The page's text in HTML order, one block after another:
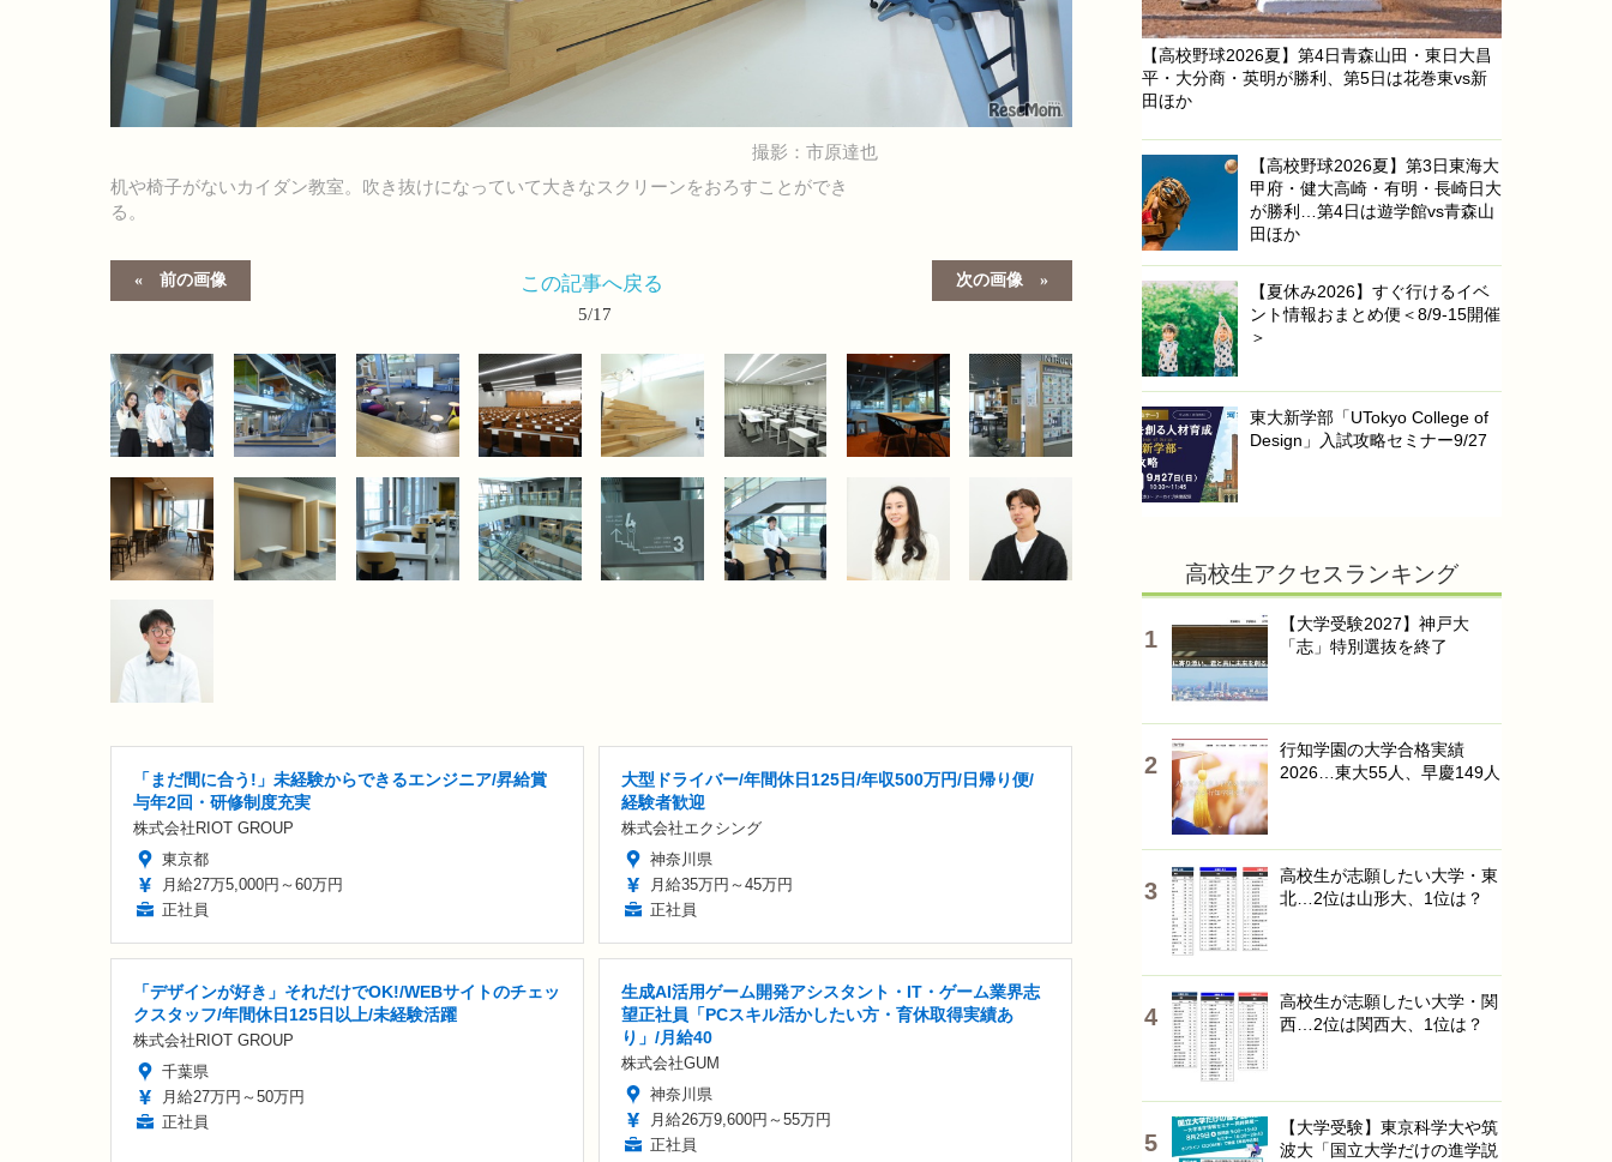
撮影：市原達也
机や椅子がないカイダン教室。吹き抜けになっていて大きなスクリーンをおろすことができ
る。
前の画像 次の画像
この記事へ戻る
5/17
「まだ間に合う!」未経験からできるエンジニア/昇給賞
与年2回・研修制度充実
株式会社RIOT GROUP
東京都
月給27万5,000円～60万円
正社員
大型ドライバー/年間休日125日/年収500万円/日帰り便/
経験者歓迎
株式会社エクシング
神奈川県
月給35万円～45万円
正社員
「デザインが好き」それだけでOK!/WEBサイトのチェッ
クスタッフ/年間休日125日以上/未経験活躍
株式会社RIOT GROUP
千葉県
月給27万円～50万円
正社員
生成AI活用ゲーム開発アシスタント・IT・ゲーム業界志
望正社員「PCスキル活かしたい方・育休取得実績あ
り」/月給40
株式会社GUM
神奈川県
月給26万9,600円～55万円
正社員
【高校野球2026夏】第4日青森山田・東日大昌
平・大分商・英明が勝利、第5日は花巻東vs新
田ほか
【高校野球2026夏】第3日東海大
甲府・健大高崎・有明・長崎日大
が勝利…第4日は遊学館vs青森山
田ほか
【夏休み2026】すぐ行けるイベ
ント情報おまとめ便＜8/9-15開催
＞
東大新学部「UTokyo College of
Design」入試攻略セミナー9/27
高校生アクセスランキング
【大学受験2027】神戸大
「志」特別選抜を終了
行知学園の大学合格実績
2026…東大55人、早慶149人
高校生が志願したい大学・東
北…2位は山形大、1位は？
高校生が志願したい大学・関
西…2位は関西大、1位は？
【大学受験】東京科学大や筑
波大「国立大学だけの進学説